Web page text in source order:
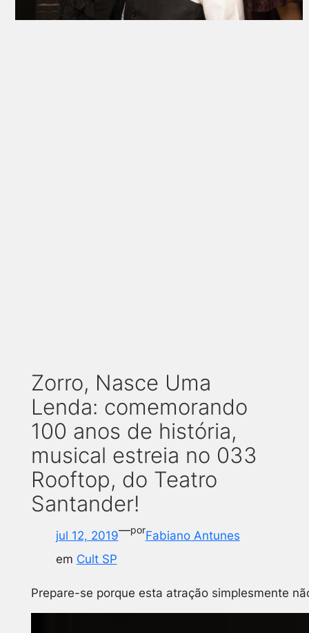
Zorro, Nasce Uma
Lenda: comemorando
100 anos de história,
musical estreia no 033
Rooftop, do Teatro
Santander!
jul 12, 2019—porFabiano Antunes
em Cult SP
Prepare-se porque esta atração simplesmente